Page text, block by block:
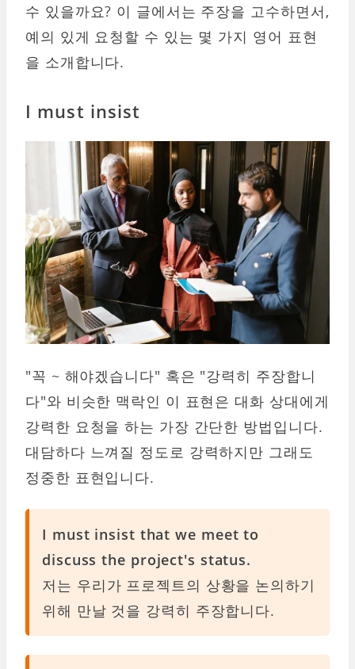
수 있을까요? 이 글에서는 주장을 고수하면서,
예의 있게 요청할 수 있는 몇 가지 영어 표현
을 소개합니다.
I must insist
"꼭 ~ 해야겠습니다" 혹은 "강력히 주장합니
다"와 비슷한 맥락인 이 표현은 대화 상대에게
강력한 요청을 하는 가장 간단한 방법입니다.
대담하다 느껴질 정도로 강력하지만 그래도
정중한 표현입니다.
I must insist that we meet to
discuss the project's status.
저는 우리가 프로젝트의 상황을 논의하기
위해 만날 것을 강력히 주장합니다.